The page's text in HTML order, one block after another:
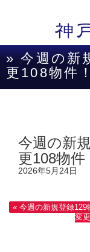
» 今週の新
更108物件
今週の新
更108物件
2026年5月24日
« 今週の新規登録129
変